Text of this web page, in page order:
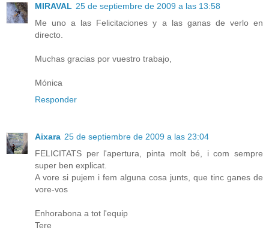
MIRAVAL 25 de septiembre de 2009 a las 13:58
Me uno a las Felicitaciones y a las ganas de verlo en
directo.
Muchas gracias por vuestro trabajo,
Mónica
Responder
Aixara 25 de septiembre de 2009 a las 23:04
FELICITATS per l'apertura, pinta molt bé, i com sempre
super ben explicat.
A vore si pujem i fem alguna cosa junts, que tinc ganes de
vore-vos
Enhorabona a tot l'equip
Tere